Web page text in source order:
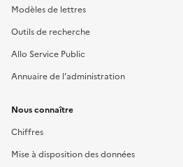
Modèles de lettres
Outils de recherche
Allo Service Public
Annuaire de l'administration
Nous connaître
Chiffres
Mise à disposition des données